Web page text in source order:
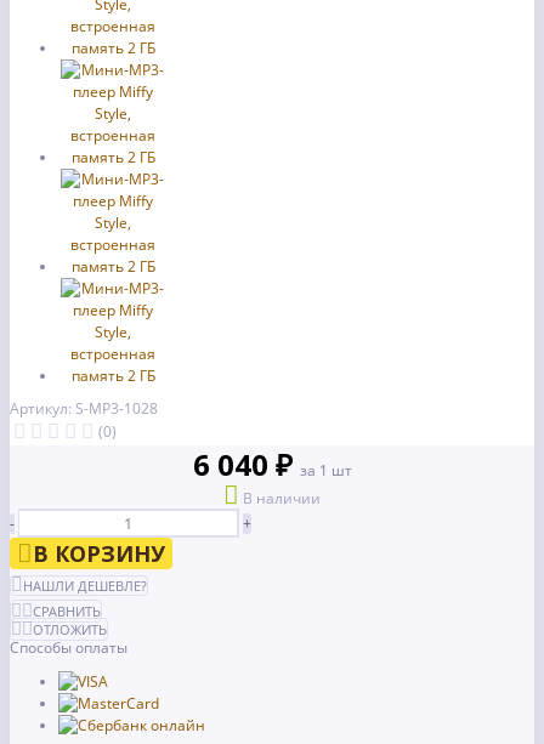
Артикул: S-MP3-1028
(0)
6 040 ₽ за 1 шт
В наличии
-
+
В КОРЗИНУ
НАШЛИ ДЕШЕВЛЕ?
СРАВНИТЬ
ОТЛОЖИТЬ
Способы оплаты